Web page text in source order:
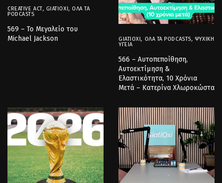
CREATIVE ACT, GIATIOXI,ΌΛΑ ΤΑ
PODCASTS
569 – Το Μεγαλείο του
Michael Jackson
GIATIOXI, ΌΛΑ ΤΑ PODCASTS, ΨΥΧΙΚΉ
ΥΓΕΊΑ
566 – Αυτοπεποίθηση,
Αυτοεκτίμηση &
Ελαστικότητα, 10 Χρόνια
Μετά – Κατερίνα Χλωροκώστα